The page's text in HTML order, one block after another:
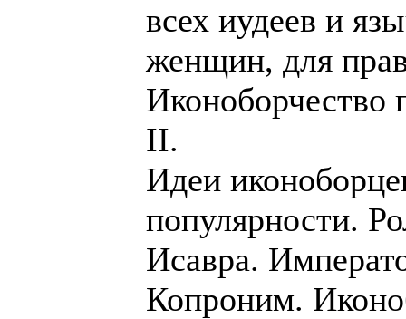
всех иудеев и
женщин, для
Иконоборчество
II.
Идеи
популярности.
Исавра.
Копроним.